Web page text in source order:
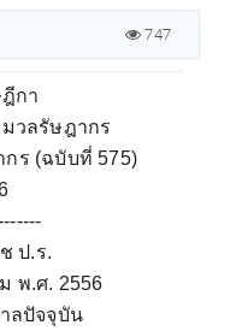
747
กา
วลรัษฎากร
กร (ฉบับที่ 575)
ป.ร.
พ.ศ. 2556
ลปัจจุบัน